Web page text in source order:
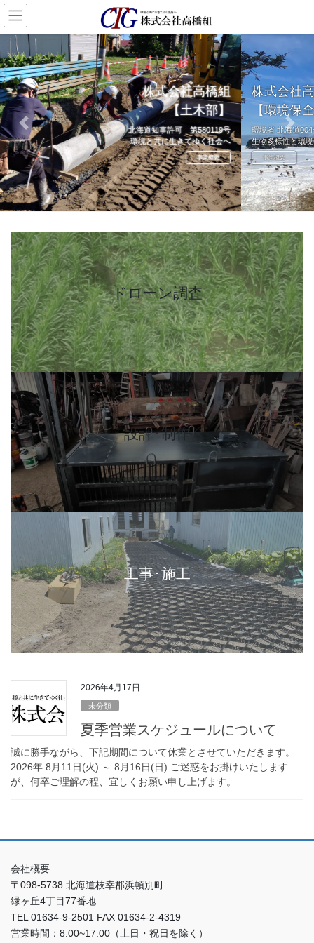
コ
ン
テ
ン
ツ
へ
ス
キ
ッ
プ
ナ
ビ
ゲ
ー
シ
ョ
ン
に
移
動
株式会社高橋組
【環境保全部】
環境省 北海道004号認定鳥獣捕獲等事業者
生物多様性と環境保全へ
事業概要
Previous Next
ドローン調査
カ
バ
ー
リ
ン
ク
設計･制作
カ
バ
ー
リ
ン
ク
工事･施工
ン
ク
2026年4月17日
未分類
夏季営業スケジュールについて
誠に勝手ながら、下記期間について休業とさせていただきます。
2026年 8月11日(火) ～ 8月16日(日) ご迷惑をお掛けいたします
が、何卒ご理解の程、宜しくお願い申し上げます。
会社概要
〒098-5738 北海道枝幸郡浜頓別町
緑ヶ丘4丁目77番地
TEL 01634-9-2501 FAX 01634-2-4319
営業時間：8:00~17:00（土日・祝日を除く）